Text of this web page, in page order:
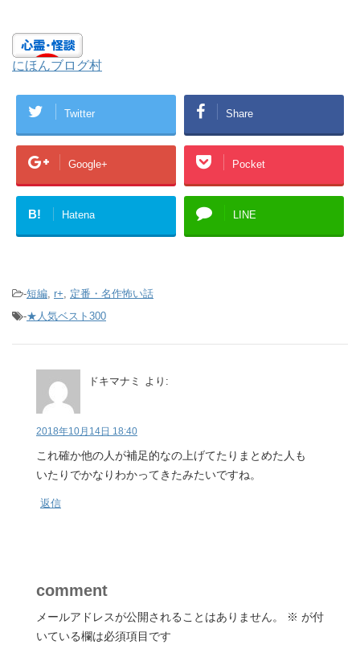
にほんブログ村
Twitter Share
Google+ Pocket
B! Hatena LINE
-短編 r+
定番・名作怖い話
-★人気ベスト300
ドキマナミ より:
2018年10月14日 18:40
これ確か他の人が補足的なの上げてたりまとめた人も
いたりでかなりわかってきたみたいですね。
返信
comment
メールアドレスが公開されることはありません。 ※ が付
いている欄は必須項目です